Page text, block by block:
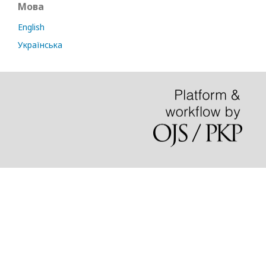
Мова
English
Українська